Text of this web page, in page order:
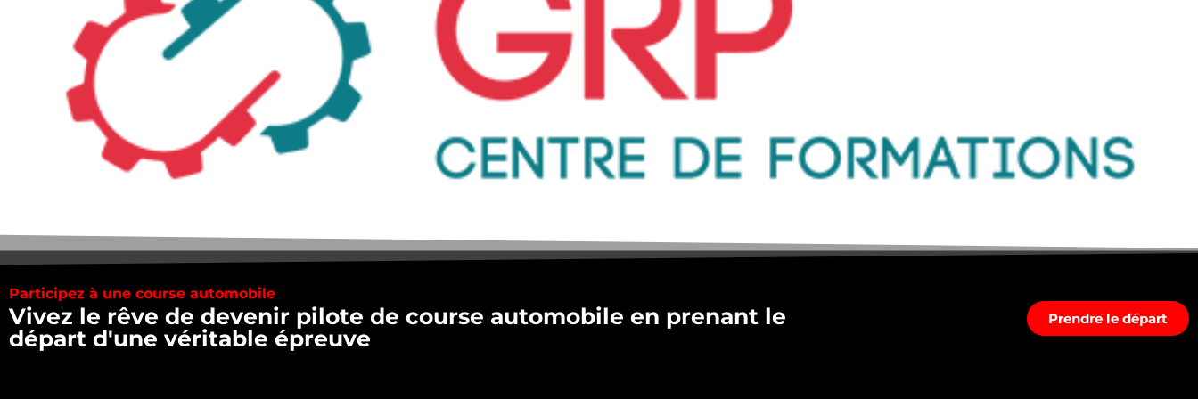
Participez à une course automobile
Vivez le rêve de devenir pilote de course automobile en prenant le
départ d'une véritable épreuve
Prendre le départ